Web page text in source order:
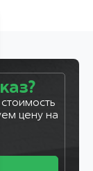
цену на